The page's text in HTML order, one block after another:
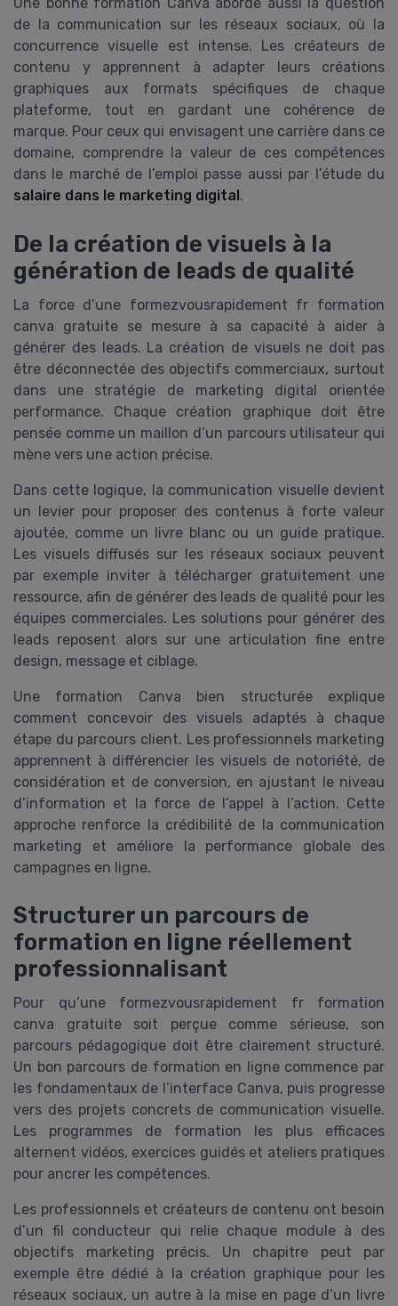
Une bonne formation Canva aborde aussi la question
de la communication sur les réseaux sociaux, où la
concurrence visuelle est intense. Les créateurs de
contenu y apprennent à adapter leurs créations
graphiques aux formats spécifiques de chaque
plateforme, tout en gardant une cohérence de
marque. Pour ceux qui envisagent une carrière dans ce
domaine, comprendre la valeur de ces compétences
dans le marché de l’emploi passe aussi par l’étude du
salaire dans le marketing digital .
De la création de visuels à la
génération de leads de qualité
La force d’une formezvousrapidement fr formation
canva gratuite se mesure à sa capacité à aider à
générer des leads. La création de visuels ne doit pas
être déconnectée des objectifs commerciaux, surtout
dans une stratégie de marketing digital orientée
performance. Chaque création graphique doit être
pensée comme un maillon d’un parcours utilisateur qui
mène vers une action précise.
Dans cette logique, la communication visuelle devient
un levier pour proposer des contenus à forte valeur
ajoutée, comme un livre blanc ou un guide pratique.
Les visuels diffusés sur les réseaux sociaux peuvent
par exemple inviter à télécharger gratuitement une
ressource, afin de générer des leads de qualité pour les
équipes commerciales. Les solutions pour générer des
leads reposent alors sur une articulation fine entre
design, message et ciblage.
Une formation Canva bien structurée explique
comment concevoir des visuels adaptés à chaque
étape du parcours client. Les professionnels marketing
apprennent à différencier les visuels de notoriété, de
considération et de conversion, en ajustant le niveau
d’information et la force de l’appel à l’action. Cette
approche renforce la crédibilité de la communication
marketing et améliore la performance globale des
campagnes en ligne.
Structurer un parcours de
formation en ligne réellement
professionnalisant
Pour qu’une formezvousrapidement fr formation
canva gratuite soit perçue comme sérieuse, son
parcours pédagogique doit être clairement structuré.
Un bon parcours de formation en ligne commence par
les fondamentaux de l’interface Canva, puis progresse
vers des projets concrets de communication visuelle.
Les programmes de formation les plus efficaces
alternent vidéos, exercices guidés et ateliers pratiques
pour ancrer les compétences.
Les professionnels et créateurs de contenu ont besoin
d’un fil conducteur qui relie chaque module à des
objectifs marketing précis. Un chapitre peut par
exemple être dédié à la création graphique pour les
réseaux sociaux, un autre à la mise en page d’un livre